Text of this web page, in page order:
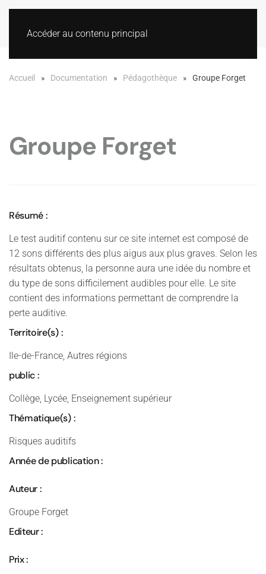
Accéder au contenu principal
Accueil Documentation Pédagothèque Groupe Forget
Groupe Forget
Résumé :
Le test auditif contenu sur ce site internet est composé de
12 sons différents des plus aigus aux plus graves. Selon les
résultats obtenus, la personne aura une idée du nombre et
du type de sons difficilement audibles pour elle. Le site
contient des informations permettant de comprendre la
perte auditive.
Territoire(s) :
Ile-de-France, Autres régions
public :
Collège, Lycée, Enseignement supérieur
Thématique(s) :
Risques auditifs
Année de publication :
Auteur :
Groupe Forget
Editeur :
Prix :